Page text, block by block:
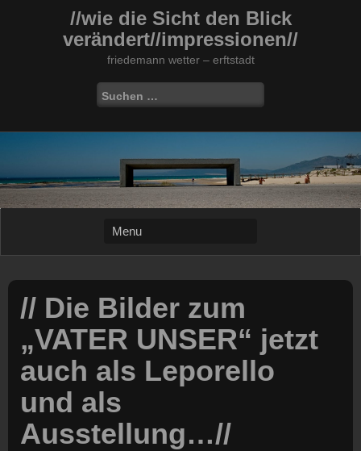
//wie die Sicht den Blick
verändert//impressionen//
friedemann wetter – erftstadt
Suchen
nach:
// Die Bilder zum
„VATER UNSER“ jetzt
auch als Leporello
und als
Ausstellung…//